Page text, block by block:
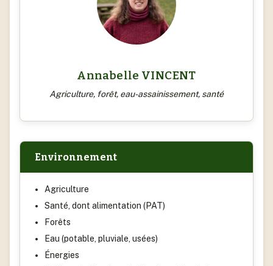
Annabelle VINCENT
Agriculture, forêt, eau-assainissement, santé
Environnement
Agriculture
Santé, dont alimentation (PAT)
Forêts
Eau (potable, pluviale, usées)
Énergies